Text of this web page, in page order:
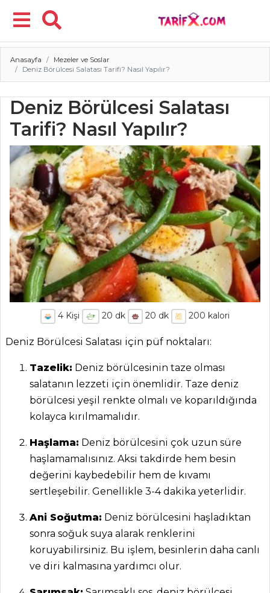
Menü
Anasayfa
Mezeler ve Soslar
Deniz Börülcesi Salatası Tarifi? Nasıl Yapılır?
Deniz Börülcesi Salatası
Tarifi? Nasıl Yapılır?
4Kişi 20 dk 20 dk 200 kalori
Deniz Börülcesi Salatası için püf noktaları:
Tazelik: Deniz börülcesinin taze olması
salatanın lezzeti için önemlidir. Taze deniz
börülcesi yeşil renkte olmalı ve koparıldığında
kolayca kırılmamalıdır.
Haşlama: Deniz börülcesini çok uzun süre
haşlamamalısınız. Aksi takdirde hem besin
değerini kaybedebilir hem de kıvamı
sertleşebilir. Genellikle 3-4 dakika yeterlidir.
Ani Soğutma: Deniz börülcesini haşladıktan
sonra soğuk suya alarak renklerini
koruyabilirsiniz. Bu işlem, besinlerin daha canlı
ve diri kalmasına yardımcı olur.